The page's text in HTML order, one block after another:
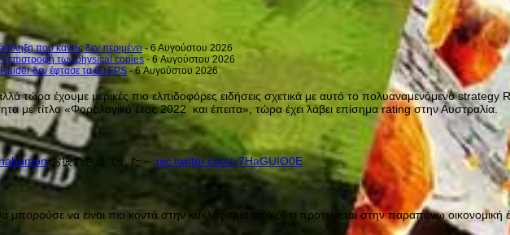
που κανείς δεν περιμένει- 6 Αυγούστου 2026
επιστροφή των physical copies- 6 Αυγούστου 2026
δεν έφτασε τα 60 FPS - 6 Αυγούστου 2026
τώρα έχουμε μερικές πιο ελπιδοφόρες ειδήσεις σχετικά με αυτό το πολυαναμενόμενο
με τίτλο «Φορολογικό έτος 2022 και έπειτα», τώρα έχει λάβει επίσημα rating στην Αυστραλία.
お疲れさまでした～ pic.twitter.com/y7HaGUIO0E
να είναι πιο κοντά στην κυκλοφορία από ό, τι προτείνεται στην παραπάνω οικονομική